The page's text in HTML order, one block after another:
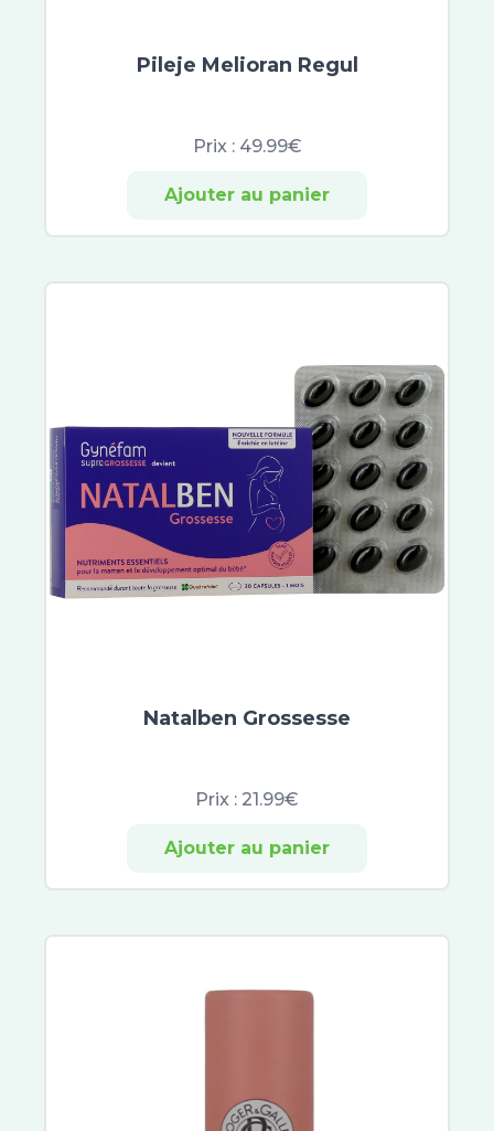
Pileje Melioran Regul
Prix : 49.99€
Ajouter au panier
Natalben Grossesse
Prix : 21.99€
Ajouter au panier